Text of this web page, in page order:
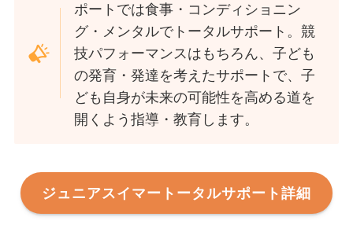
ポートでは食事・コンディショニン
グ・メンタルでトータルサポート。競
技パフォーマンスはもちろん、子ども
の発育・発達を考えたサポートで、子
ども自身が未来の可能性を高める道を
開くよう指導・教育します。
ジュニアスイマートータルサポート詳細